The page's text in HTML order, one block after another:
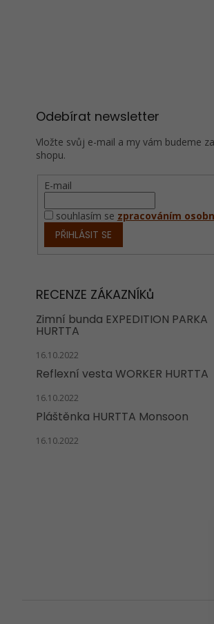
Odebírat newsletter
Vložte svůj e-mail a my vám budeme
shopu.
E-mail
souhlasím se zpracováním
PŘIHLÁSIT SE
RECENZE ZÁKAZNÍKů
Zimní bunda EXPEDITION PARKA
HURTTA
16.10.2022
Reflexní vesta WORKER HURTTA
16.10.2022
Pláštěnka HURTTA Monsoon
16.10.2022